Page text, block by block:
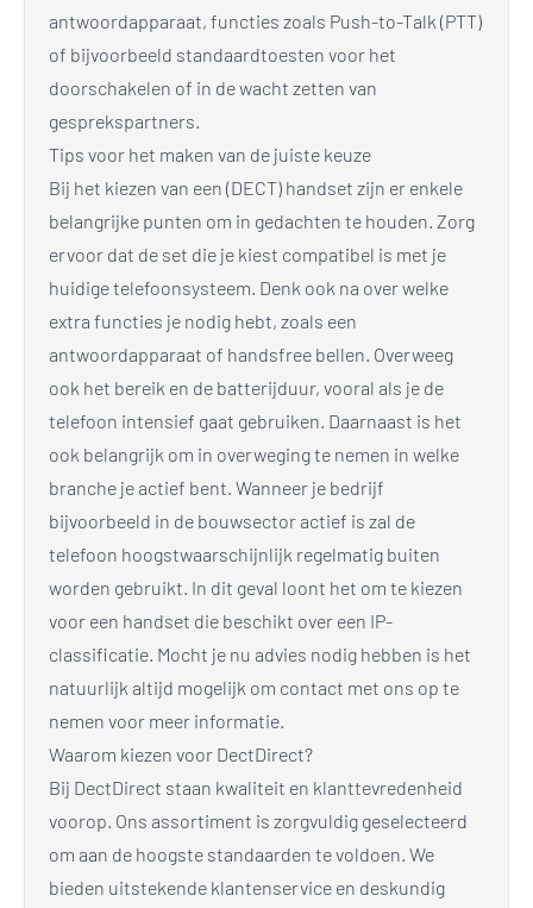
antwoordapparaat, functies zoals Push-to-Talk (PTT)
of bijvoorbeeld standaardtoesten voor het
doorschakelen of in de wacht zetten van
gesprekspartners.
Tips voor het maken van de juiste keuze
Bij het kiezen van een (DECT) handset zijn er enkele
belangrijke punten om in gedachten te houden. Zorg
ervoor dat de set die je kiest compatibel is met je
huidige telefoonsysteem. Denk ook na over welke
extra functies je nodig hebt, zoals een
antwoordapparaat of handsfree bellen. Overweeg
ook het bereik en de batterijduur, vooral als je de
telefoon intensief gaat gebruiken. Daarnaast is het
ook belangrijk om in overweging te nemen in welke
branche je actief bent. Wanneer je bedrijf
bijvoorbeeld in de bouwsector actief is zal de
telefoon hoogstwaarschijnlijk regelmatig buiten
worden gebruikt. In dit geval loont het om te kiezen
voor een handset die beschikt over een IP-
classificatie. Mocht je nu advies nodig hebben is het
natuurlijk altijd mogelijk om contact met ons op te
nemen voor meer informatie.
Waarom kiezen voor DectDirect?
Bij DectDirect staan kwaliteit en klanttevredenheid
voorop. Ons assortiment is zorgvuldig geselecteerd
om aan de hoogste standaarden te voldoen. We
bieden uitstekende klantenservice en deskundig